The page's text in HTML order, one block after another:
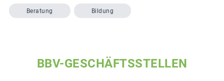
Beratung Bildung
BBV-GESCHÄFTSSTELLEN